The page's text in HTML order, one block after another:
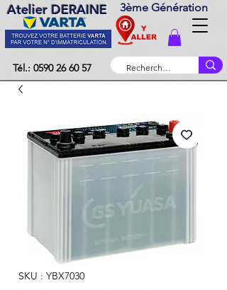
Atelier DERAINE 3ème Génération
Tél.: 0590 26 60 57
SKU : YBX7030